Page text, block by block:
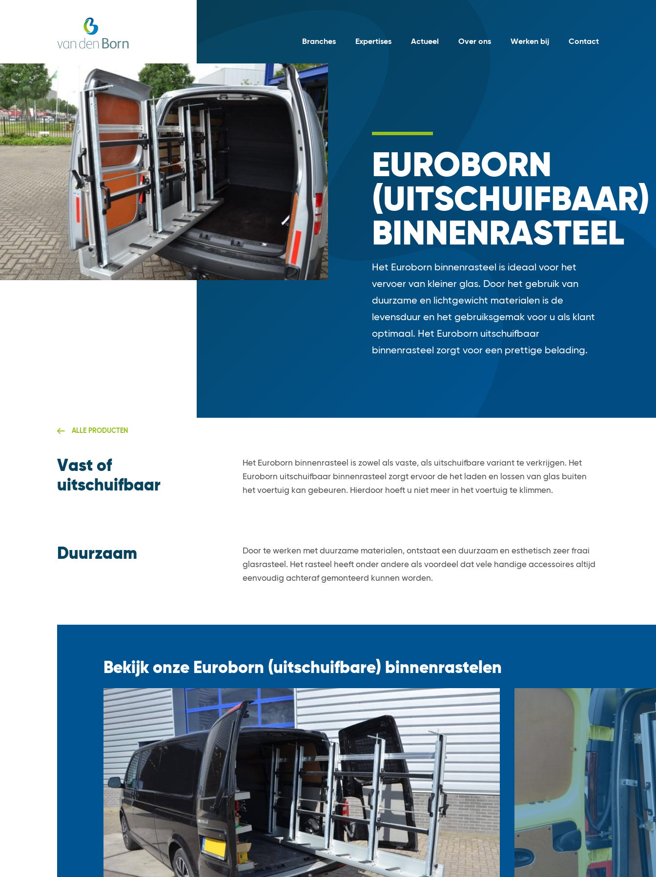
Branches Expertises Actueel Over ons Werken bij Contact
EUROBORN
(UITSCHUIFBAAR)
BINNENRASTEEL
Het Euroborn binnenrasteel is ideaal voor het
vervoer van kleiner glas. Door het gebruik van
duurzame en lichtgewicht materialen is de
levensduur en het gebruiksgemak voor u als klant
optimaal. Het Euroborn uitschuifbaar
binnenrasteel zorgt voor een prettige belading.
ALLE PRODUCTEN
Vast of
uitschuifbaar
Het Euroborn binnenrasteel is zowel als vaste, als uitschuifbare variant te verkrijgen. Het
Euroborn uitschuifbaar binnenrasteel zorgt ervoor de het laden en lossen van glas buiten
het voertuig kan gebeuren. Hierdoor hoeft u niet meer in het voertuig te klimmen.
Duurzaam
Door te werken met duurzame materialen, ontstaat een duurzaam en esthetisch zeer fraai
glasrasteel. Het rasteel heeft onder andere als voordeel dat vele handige accessoires altijd
eenvoudig achteraf gemonteerd kunnen worden.
Bekijk onze Euroborn (uitschuifbare) binnenrastelen